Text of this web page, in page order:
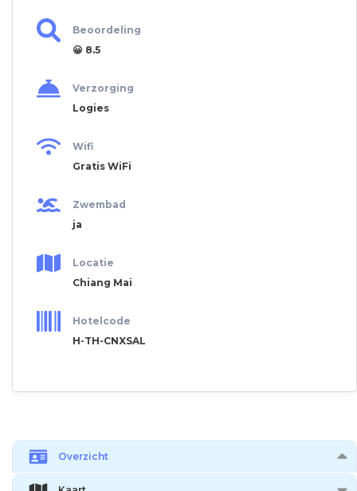
Beoordeling
😀 8.5
Verzorging
Logies
Wifi
Gratis WiFi
Zwembad
ja
Locatie
Chiang Mai
Hotelcode
H-TH-CNXSAL
Overzicht